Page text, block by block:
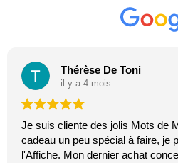
Thérèse De Toni
il y a 4 mois
Je suis cliente des jolis Mots de
cadeau un peu spécial à faire, je
l'Affiche. Mon dernier achat